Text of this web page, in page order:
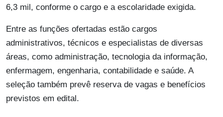
6,3 mil, conforme o cargo e a escolaridade exigida.
Entre as funções ofertadas estão cargos
administrativos, técnicos e especialistas de diversas
áreas, como administração, tecnologia da informação,
enfermagem, engenharia, contabilidade e saúde. A
seleção também prevê reserva de vagas e benefícios
previstos em edital.